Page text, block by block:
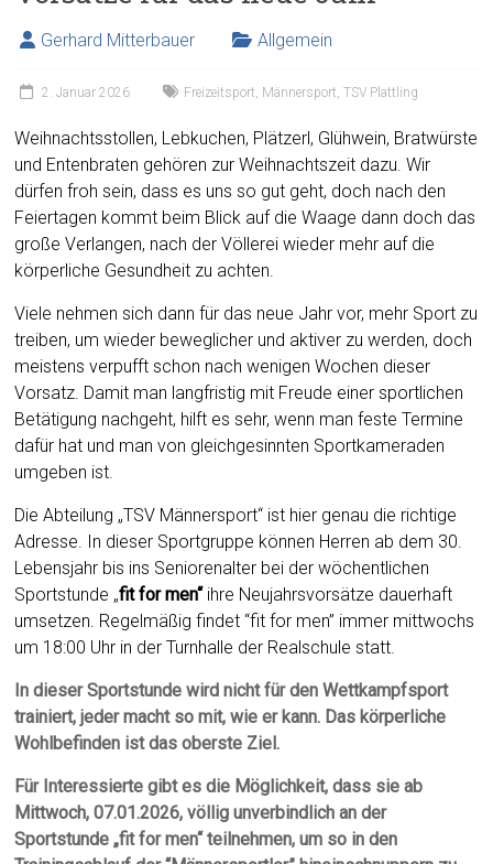
Gerhard Mitterbauer Allgemein
2. Januar 2026 Freizeitsport, Männersport,TSV Plattling
Weihnachtsstollen, Lebkuchen, Plätzerl, Glühwein, Bratwürste
und Entenbraten gehören zur Weihnachtszeit dazu. Wir
dürfen froh sein, dass es uns so gut geht, doch nach den
Feiertagen kommt beim Blick auf die Waage dann doch das
große Verlangen, nach der Völlerei wieder mehr auf die
körperliche Gesundheit zu achten.
Viele nehmen sich dann für das neue Jahr vor, mehr Sport zu
treiben, um wieder beweglicher und aktiver zu werden, doch
meistens verpufft schon nach wenigen Wochen dieser
Vorsatz. Damit man langfristig mit Freude einer sportlichen
Betätigung nachgeht, hilft es sehr, wenn man feste Termine
dafür hat und man von gleichgesinnten Sportkameraden
umgeben ist.
Die Abteilung „TSV Männersport“ ist hier genau die richtige
Adresse. In dieser Sportgruppe können Herren ab dem 30.
Lebensjahr bis ins Seniorenalter bei der wöchentlichen
Sportstunde „fit for men“ ihre Neujahrsvorsätze dauerhaft
umsetzen. Regelmäßig findet “fit for men” immer mittwochs
um 18:00 Uhr in der Turnhalle der Realschule statt.
In dieser Sportstunde wird nicht für den Wettkampfsport
trainiert, jeder macht so mit, wie er kann. Das körperliche
Wohlbefinden ist das oberste Ziel.
Für Interessierte gibt es die Möglichkeit, dass sie ab
Mittwoch, 07.01.2026, völlig unverbindlich an der
Sportstunde „fit for men“ teilnehmen, um so in den